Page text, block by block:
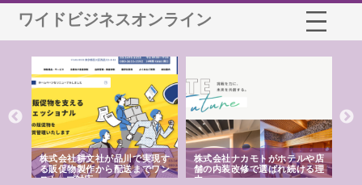
ワイドビジネスオンライン
株式会社耕文社が品川で実現す
る販促物製作から配送までワン
ストップ対応
株式会社ナカモトがホテルや店
舗の内装改修で選ばれ続ける理
由